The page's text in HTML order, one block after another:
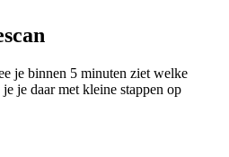
je binnen 5 minuten ziet welke
je daar met kleine stappen op